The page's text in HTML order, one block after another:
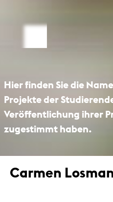
Hier finden Sie die
Projekte der
Veröffentlichung ihrer
zugestimmt haben.
Carmen